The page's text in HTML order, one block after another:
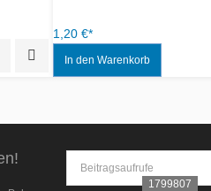
Quick View
Beitragsaufrufe
1799807